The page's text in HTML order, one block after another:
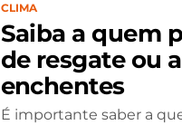
CLIMA
Saiba a quem
de resgate ou
enchentes
É importante saber a